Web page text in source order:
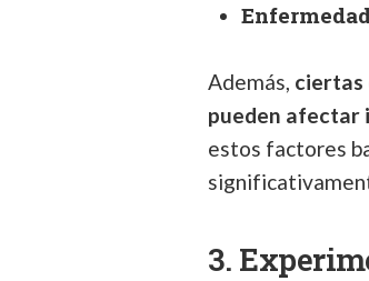
Además, ciertas
pueden afectar
estos factores
3.